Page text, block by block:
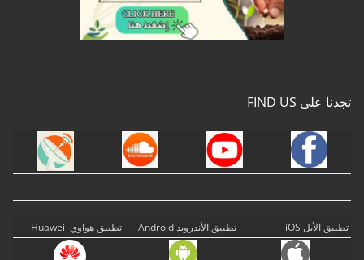
تجدنا على FIND US
تطبيق الأبل iOS تطبيق الأندرويد Android تطبيق هواوي Huawei